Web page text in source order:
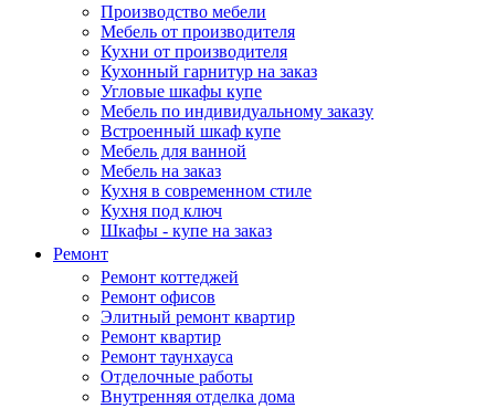
Производство мебели
Мебель от производителя
Кухни от производителя
Кухонный гарнитур на заказ
Угловые шкафы купе
Мебель по индивидуальному заказу
Встроенный шкаф купе
Мебель для ванной
Мебель на заказ
Кухня в современном стиле
Кухня под ключ
Шкафы - купе на заказ
Ремонт
Ремонт коттеджей
Ремонт офисов
Элитный ремонт квартир
Ремонт квартир
Ремонт таунхауса
Отделочные работы
Внутренняя отделка дома